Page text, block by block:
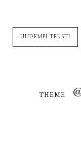
UUDEMPI TEKSTI
THEME